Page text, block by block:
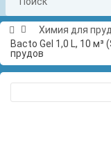
Химия для
Bacto Gel 1,0 L, 10
прудов